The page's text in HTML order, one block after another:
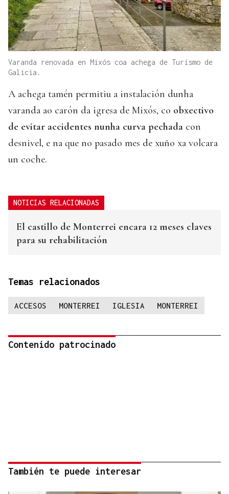
Varanda renovada en Mixós coa achega de Turismo de
Galicia.
A achega tamén permitiu a instalación dunha
varanda ao carón da igresa de Mixós, co obxectivo
de evitar accidentes nunha curva pechada con
desnivel, e na que no pasado mes de xuño xa volcara
un coche.
NOTICIAS RELACIONADAS
El castillo de Monterrei encara 12 meses claves
para su rehabilitación
Temas relacionados
ACCESOS MONTERREI IGLESIA MONTERREI
Contenido patrocinado
También te puede interesar